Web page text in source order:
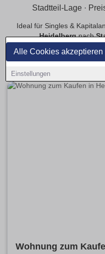
Alle Cookies akzeptieren
Einstellungen
Stadtteil-Lage ·
Ideal für Singles &
Heidelbergnach
Neubau
Wohnung zum